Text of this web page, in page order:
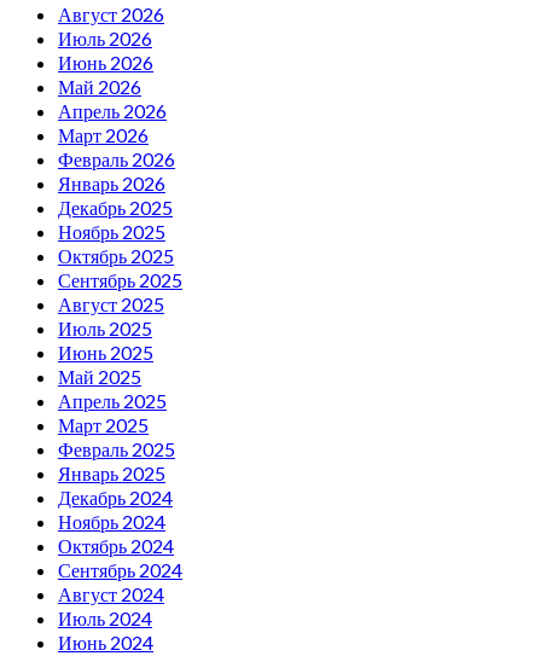
Август 2026
Июль 2026
Июнь 2026
Май 2026
Апрель 2026
Март 2026
Февраль 2026
Январь 2026
Декабрь 2025
Ноябрь 2025
Октябрь 2025
Сентябрь 2025
Август 2025
Июль 2025
Июнь 2025
Май 2025
Апрель 2025
Март 2025
Февраль 2025
Январь 2025
Декабрь 2024
Ноябрь 2024
Октябрь 2024
Сентябрь 2024
Август 2024
Июль 2024
Июнь 2024